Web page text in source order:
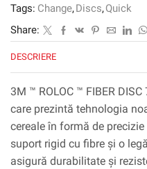
Tags: Change,Discs,Quick
Share:
DESCRIERE
3M ™ ROLOC ™ FIBER
care prezintă tehnologia
cereale în formă de
suport rigid cu fibre și o
asigură durabilitate și